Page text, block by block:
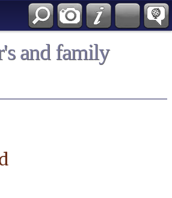
and family